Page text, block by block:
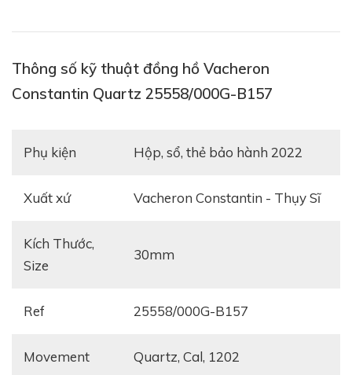
Thông số kỹ thuật đồng hồ Vacheron
Constantin Quartz 25558/000G-B157
Phụ kiện hộp, sổ, thẻ bảo hành 2022
Xuất xứ Vacheron Constantin - Thụy Sĩ
Kích Thước,
Size
30mm
Ref 25558/000G-B157
Movement Quartz, Cal, 1202